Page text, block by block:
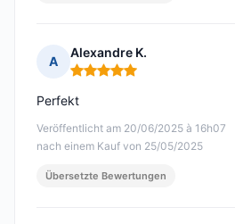
A
Alexandre K.
Hinweis: 5 von 5
Veröffentlicht am 20/06/2025 à 16h07
nach einem Kauf von 25/05/2025
Perfekt
Übersetzte Bewertungen